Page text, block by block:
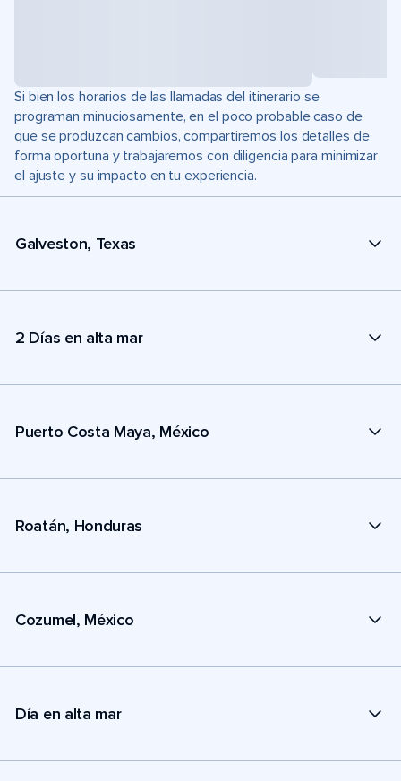
Si bien los horarios de las llamadas del itinerario se
programan minuciosamente, en el poco probable caso de
que se produzcan cambios, compartiremos los detalles de
forma oportuna y trabajaremos con diligencia para minimizar
el ajuste y su impacto en tu experiencia.
Galveston, Texas
2 Días en alta mar
Puerto Costa Maya, México
Roatán, Honduras
Cozumel, México
Día en alta mar